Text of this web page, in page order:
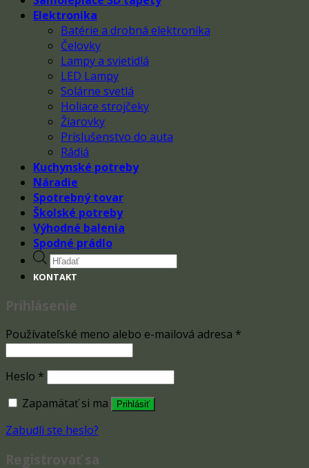
Elektronika
Batérie a drobná elektronika
Čelovky
Lampy a svietidlá
LED Lampy
Solárne svetlá
Holiace strojčeky
Žiarovky
Príslušenstvo do auta
Rádiá
Kuchynské potreby
Náradie
Spotrebný tovar
Školské potreby
Výhodné balenia
Spodné prádlo
Products
search
KONTAKT
Prihlásenie
Používateľské meno alebo e-mailová adresa *
Heslo *
Zapamätať si ma
Prihlásiť
Zabudli ste heslo?
Registrovať sa